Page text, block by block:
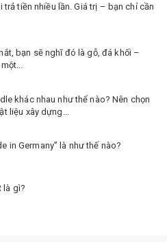
trả tiền nhiều lần. Giá trị – bạn chỉ cần
bạn sẽ nghĩ đó là gỗ, đá khối –
khác nhau như thế nào? Nên chọn
liệu xây dựng...
in Germany” là như thế nào?
là gì?